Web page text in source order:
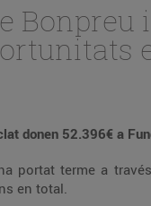
Bonpreu
donen 52.396€ a
portat terme a
en total.